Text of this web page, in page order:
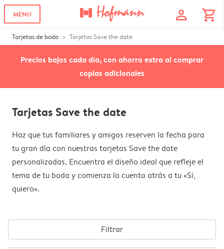
MENU profile shopping_cart
Tarjetas de boda Tarjetas Save the date
Precios bajos cada día, con ahorro extra al comprar
copias adicionales
Tarjetas Save the date
Haz que tus familiares y amigos reserven la fecha para
tu gran día con nuestras tarjetas Save the date
personalizadas. Encuentra el diseño ideal que refleje el
tema de tu boda y comienza la cuenta atrás a tu «Sí,
quiero».
Filtrar